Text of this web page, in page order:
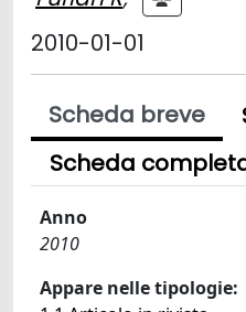
2010-01-01
Scheda breve
Scheda
Anno
2010
Appare nelle tipologie: